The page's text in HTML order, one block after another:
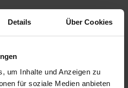
Details Über Cookies
um Inhalte und Anzeigen zu
für soziale Medien anbieten
sehr zu empfehlen.